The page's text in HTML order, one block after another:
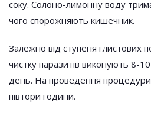
соку. Солоно-лимонну воду
чого спорожняють кишечник.
Залежно від ступеня глистових
чистку паразитів виконують 8-
день. На проведення
півтори години.